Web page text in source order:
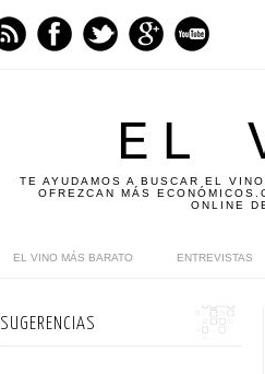
EL
TE AYUDAMOS A BUSCAR EL
OFREZCAN MÁS
ONLINE
EL VINO MÁS BARATO ENTREVISTAS
SUGERENCIAS